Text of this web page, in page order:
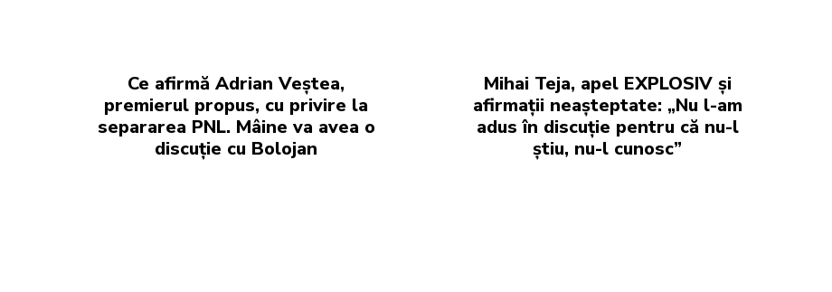
Ce afirmă Adrian Veștea,
premierul propus, cu privire la
separarea PNL. Mâine va avea o
discuție cu Bolojan
Mihai Teja, apel EXPLOSIV și
afirmații neașteptate: „Nu l-am
adus în discuție pentru că nu-l
știu, nu-l cunosc”